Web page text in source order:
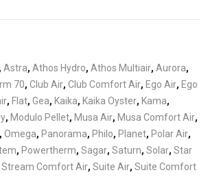
, Astra, Athos Hydro, Athos Multiair, Aurora,
70, Club Air, Club Comfort Air, Ego Air, Ego
, Flat, Gea, Kaika, Kaika Oyster, Kama,
, Modulo Pellet, Musa Air, Musa Comfort Air,
, Omega, Panorama, Philo, Planet, Polar Air,
, Powertherm, Sagar, Saturn, Solar, Star
Stream Comfort Air, Suite Air, Suite Comfort